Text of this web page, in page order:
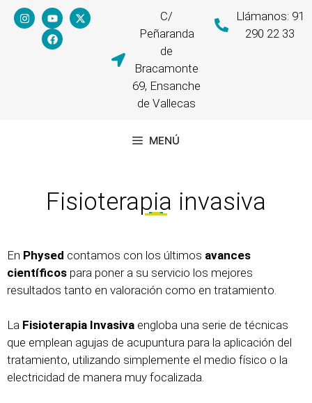
C/
Peñaranda
de
Bracamonte
69, Ensanche
de Vallecas
Llámanos: 91
290 22 33
MENÚ
Fisioterapia invasiva
En Physed contamos con los últimos avances
científicos para poner a su servicio los mejores
resultados tanto en valoración como en tratamiento.
La Fisioterapia Invasiva engloba una serie de técnicas
que emplean agujas de acupuntura para la aplicación del
tratamiento, utilizando simplemente el medio físico o la
electricidad de manera muy focalizada.